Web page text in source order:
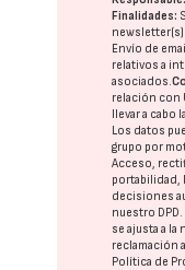
Finalidades:
Envío de
relativos a
asociados.
relación con
llevar a cabo
Los datos
grupo por
Acceso,
portabilidad,
decisiones
nuestro DPD
se ajusta a
reclamación
Política de